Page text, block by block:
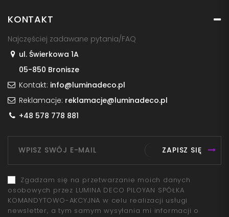
KONTAKT
Najczęściej zadawane pytania/FAQ
ul. Świerkowa 1A
05-850 Bronisze
Kontakt: info@luminadeco.pl
Reklamacje: reklamacje@luminadeco.pl
+48 578 778 881
ZAPISZ SIĘ
Zgadzam się na przetwarzanie moich danych
osobowych przez LUMINA DECO PILOYAN SPÓŁKA
KOMANDYTOWO-AKCYJNA w celu realizacji usługi
newsletter, a tym samym wysyłania mi informacji o